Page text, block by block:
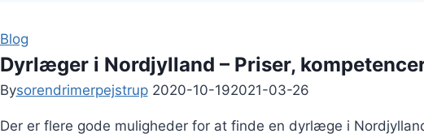
Blog
Dyrlæger i Nordjylland – Priser,
Bysorendrimerpejstrup 2020-10-192021-03-26
Der er flere gode muligheder for at finde en dyrlæge i